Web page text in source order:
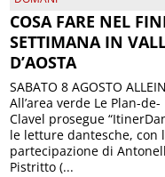
COSA FARE NEL
SETTIMANA IN
D’AOSTA
SABATO 8 AGOSTO
All’area verde Le Plan-de-
Clavel prosegue
le letture dantesche, con
partecipazione di
Pistritto (...